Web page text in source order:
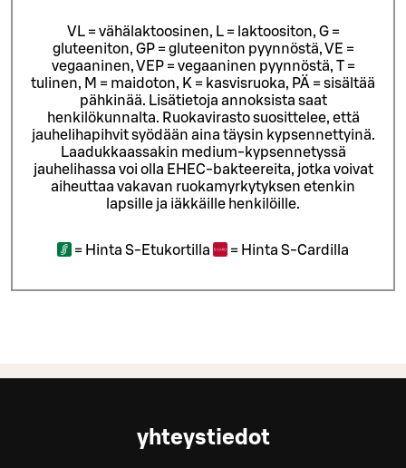
VL = vähälaktoosinen, L = laktoositon, G =
gluteeniton, GP = gluteeniton pyynnöstä, VE =
vegaaninen, VEP = vegaaninen pyynnöstä, T =
tulinen, M = maidoton, K = kasvisruoka, PÄ = sisältää
pähkinää. Lisätietoja annoksista saat
henkilökunnalta. Ruokavirasto suosittelee, että
jauhelihapihvit syödään aina täysin kypsennettyinä.
Laadukkaassakin medium-kypsennetyssä
jauhelihassa voi olla EHEC-bakteereita, jotka voivat
aiheuttaa vakavan ruokamyrkytyksen etenkin
lapsille ja iäkkäille henkilöille.
= Hinta S-Etukortilla = Hinta S-Cardilla
yhteystiedot